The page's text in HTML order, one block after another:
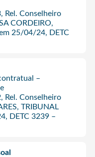
Rel. Conselheiro
CORDEIRO,
25/04/24, DETC
–
Rel. Conselheiro
TRIBUNAL
DETC 3239 –